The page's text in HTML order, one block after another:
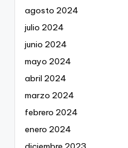
agosto 2024
julio 2024
junio 2024
mayo 2024
abril 2024
marzo 2024
febrero 2024
enero 2024